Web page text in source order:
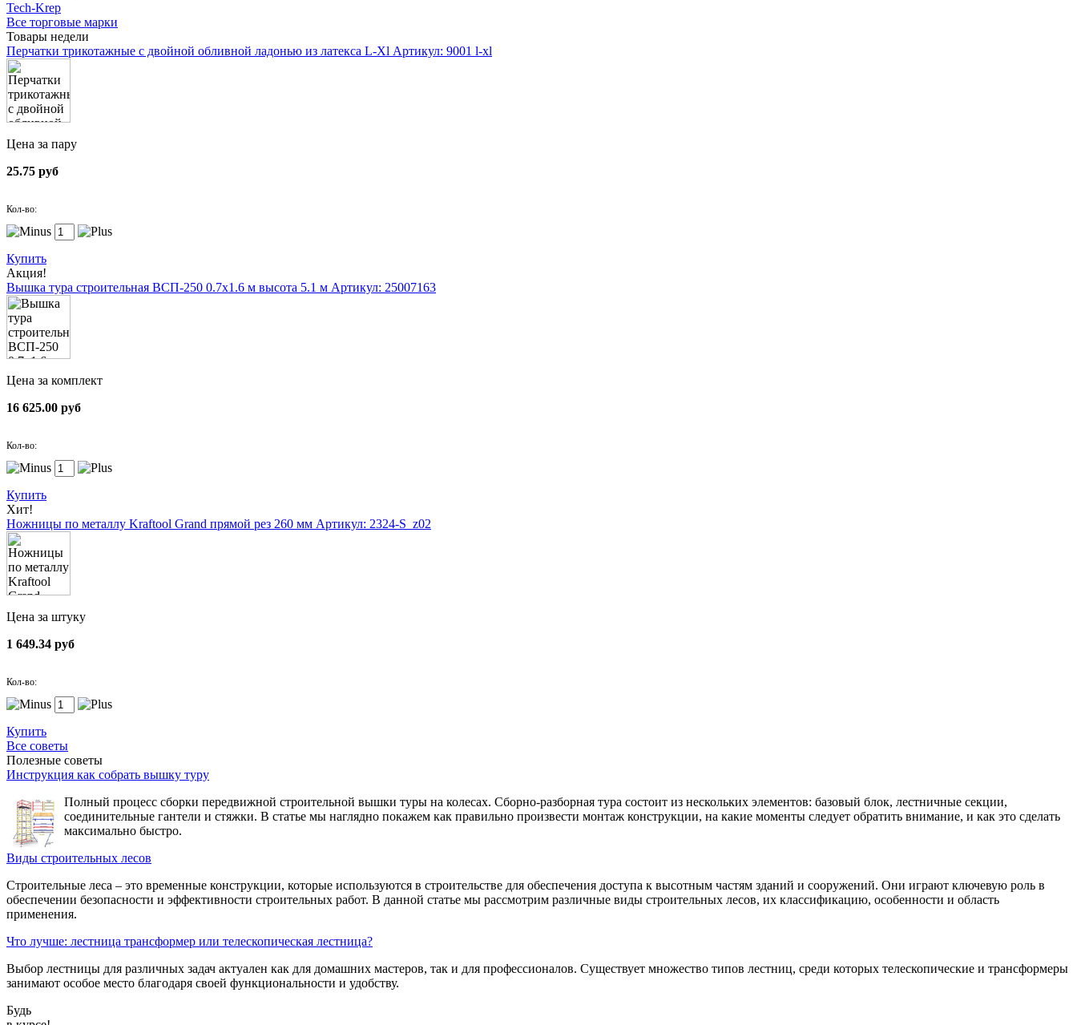
Tech-Krep
Все торговые марки
Товары недели
Перчатки трикотажные с двойной обливной ладонью из латекса L-Xl Артикул: 9001 l-xl
Цена за пару
25.75 руб
Кол-во:
Купить
Акция!
Вышка тура строительная ВСП-250 0.7х1.6 м высота 5.1 м Артикул: 25007163
Цена за комплект
16 625.00 руб
Кол-во:
Купить
Хит!
Ножницы по металлу Kraftool Grand прямой рез 260 мм Артикул: 2324-S_z02
Цена за штуку
1 649.34 руб
Кол-во:
Купить
Все советы
Полезные советы
Инструкция как собрать вышку туру
Полный процесс сборки передвижной строительной вышки туры на колесах. Сборно-разборная тура состоит из нескольких элементов: базовый блок, лестничные секции,
соединительные гантели и стяжки. В статье мы наглядно покажем как правильно произвести монтаж конструкции, на какие моменты следует обратить внимание, и как это сделать
максимально быстро.
Виды строительных лесов
Строительные леса – это временные конструкции, которые используются в строительстве для обеспечения доступа к высотным частям зданий и сооружений. Они играют ключевую роль в
обеспечении безопасности и эффективности строительных работ. В данной статье мы рассмотрим различные виды строительных лесов, их классификацию, особенности и область
применения.
Что лучше: лестница трансформер или телескопическая лестница?
Выбор лестницы для различных задач актуален как для домашних мастеров, так и для профессионалов. Существует множество типов лестниц, среди которых телескопические и трансформеры
занимают особое место благодаря своей функциональности и удобству.
Будь